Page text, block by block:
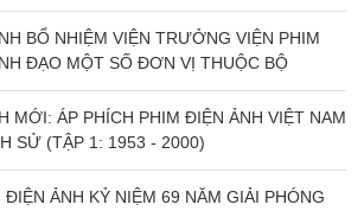
BỔ NHIỆM VIỆN TRƯỞNG VIỆN PHIM
ĐẠO MỘT SỐ ĐƠN VỊ THUỘC BỘ
MỚI: ÁP PHÍCH PHIM ĐIỆN ẢNH VIỆT NAM
SỬ (TẬP 1: 1953 - 2000)
ẢNH KỶ NIỆM 69 NĂM GIẢI PHÓNG